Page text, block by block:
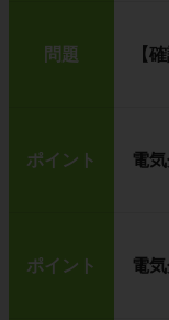
問題 【
ポイント 電
ポイント 電